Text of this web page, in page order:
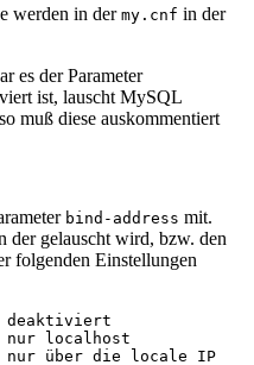
werden in der my.cnf in der
es der Parameter
ist, lauscht MySQL
muß diese auskommentiert
bind-address mit.
der gelauscht wird, bzw. den
folgenden Einstellungen
deaktiviert
nur localhost
nur über die locale IP